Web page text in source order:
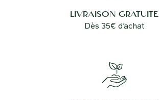
LIVRAISON GRATUITE
Dès 35€ d’achat